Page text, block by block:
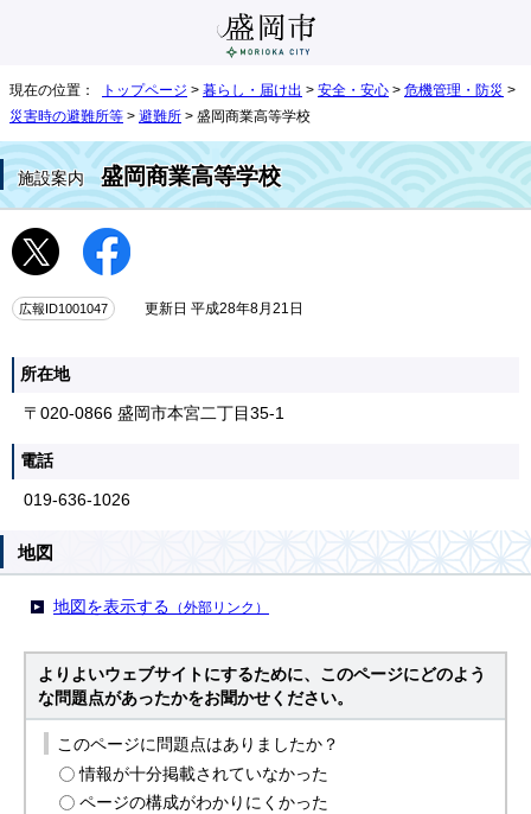
現在の位置： トップページ > 暮らし・届け出 > 安全・安心 > 危機管理・防災 >
災害時の避難所等 > 避難所 > 盛岡商業高等学校
施設案内盛岡商業高等学校
広報ID1001047 更新日 平成28年8月21日
所在地
〒020-0866 盛岡市本宮二丁目35-1
電話
019-636-1026
地図
地図を表示する （外部リンク）
よりよいウェブサイトにするために、このページにどのよう
な問題点があったかをお聞かせください。
このページに問題点はありましたか？
情報が十分掲載されていなかった
ページの構成がわかりにくかった